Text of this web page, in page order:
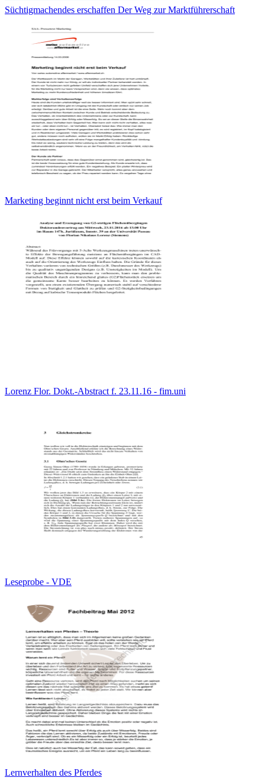
Süchtigmachendes erschaffen Der Weg zur Marktführerschaft
Marketing beginnt nicht erst beim Verkauf
Lorenz Flor. Dokt.-Abstract f. 23.11.16 - fim.uni
Leseprobe - VDE
Lernverhalten des Pferdes